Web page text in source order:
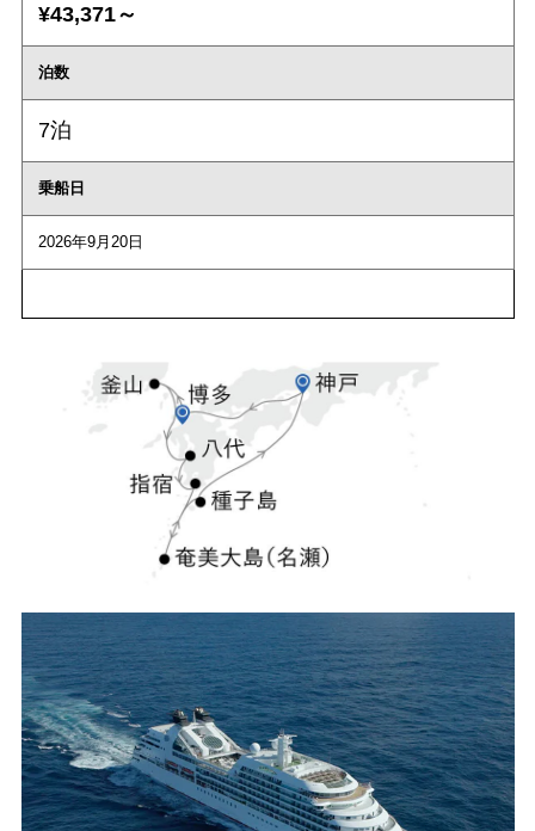
¥43,371～
泊数
7泊
乗船日
2026年9月20日